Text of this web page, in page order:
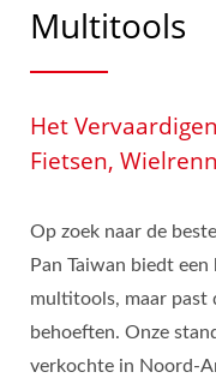
Multitools
Het
Fietsen,
Op zoek naar de
Pan Taiwan biedt
multitools, maar past
behoeften. Onze
verkochte in Noord-